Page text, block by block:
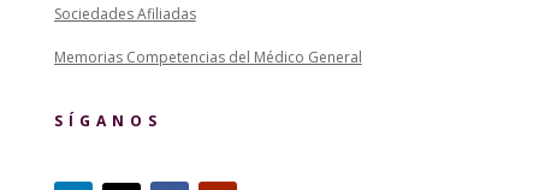
Sociedades Afiliadas
Memorias Competencias del Médico General
SÍGANOS